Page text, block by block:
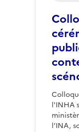
l'INHA
l’INA,